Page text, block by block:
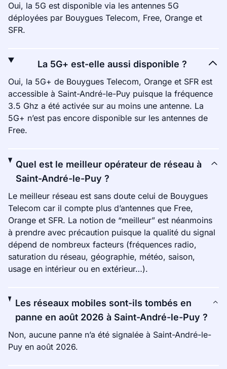
Oui, la 5G est disponible via les antennes 5G
déployées par Bouygues Telecom, Free, Orange et
SFR.
La 5G+ est-elle aussi disponible ?
Oui, la 5G+ de Bouygues Telecom, Orange et SFR est
accessible à Saint-André-le-Puy puisque la fréquence
3.5 Ghz a été activée sur au moins une antenne. La
5G+ n’est pas encore disponible sur les antennes de
Free.
Quel est le meilleur opérateur de réseau à
Saint-André-le-Puy ?
Le meilleur réseau est sans doute celui de Bouygues
Telecom car il compte plus d’antennes que Free,
Orange et SFR. La notion de “meilleur” est néanmoins
à prendre avec précaution puisque la qualité du signal
dépend de nombreux facteurs (fréquences radio,
saturation du réseau, géographie, météo, saison,
usage en intérieur ou en extérieur…).
Les réseaux mobiles sont-ils tombés en
panne en août 2026 à Saint-André-le-Puy ?
Non, aucune panne n’a été signalée à Saint-André-le-
Puy en août 2026.